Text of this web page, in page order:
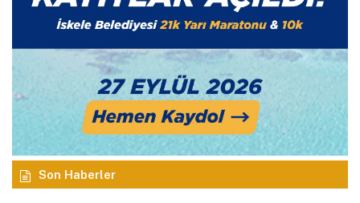
Son Haberler